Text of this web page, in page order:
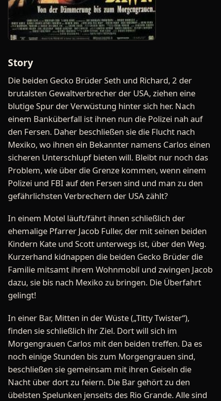
Story
Die beiden Gecko Brüder Seth und Richard, 2 der
brutalsten Gewaltverbrecher der USA, ziehen eine
blutige Spur der Verwüstung hinter sich her. Nach
einem Banküberfall ist ihnen nun die Polizei nah auf
den Fersen. Daher beschließen sie die Flucht nach
Mexiko, wo ihnen ein Bekannter namens Carlos einen
sicheren Unterschlupf bieten will. Bleibt nur noch das
Problem, wie über die Grenze kommen, wenn einem
Polizei und FBI auf den Fersen sind und man zu den
gefährlichsten Verbrechern der USA zählt?
In einem Motel läuft/fährt ihnen schließlich der
ehemalige Pfarrer Jacob Fuller, der mit seinen beiden
Kindern Kate und Scott unterwegs ist, über den Weg.
Kurzerhand kidnappen die beiden Gecko Brüder die
Familie mitsamt ihrem Wohnmobil und zwingen Jacob
dazu, sie bis nach Mexiko zu bringen. Die Überfahrt
gelingt!
In einer Bar, Mitten in der Wüste („Titty Twister“),
finden sie schließlich ihr Ziel. Dort will sich im
Morgengrauen Carlos mit den beiden treffen. Da es
noch einige Stunden bis zum Morgengrauen sind,
beschließen sie gemeinsam mit ihren Geiseln die
Nacht über dort zu feiern. Die Bar gehört zu den
übelsten Spelunken jenseits des Rio Grande. Alle sind